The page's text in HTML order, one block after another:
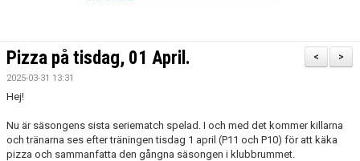
BILDGALLERI
NYHETSARKIV
>
<
Pizza på tisdag, 01 April.
2025-03-31 13:31
Hej!
Nu är säsongens sista seriematch spelad. I och med det kommer killarna
och tränarna ses efter träningen tisdag 1 april (P11 och P10) för att käka
pizza och sammanfatta den gångna säsongen i klubbrummet.